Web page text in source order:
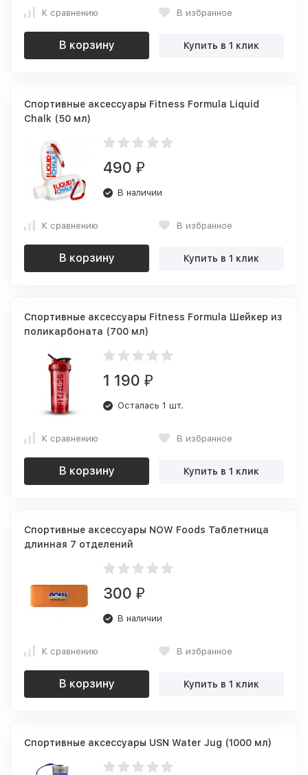
К сравнению В избранное
В корзину Купить в 1 клик
Спортивные аксессуары Fitness Formula Liquid
Chalk (50 мл)
490 ₽
В наличии
К сравнению В избранное
В корзину Купить в 1 клик
Спортивные аксессуары Fitness Formula Шейкер из
поликарбоната (700 мл)
1 190 ₽
Осталась 1 шт.
К сравнению В избранное
В корзину Купить в 1 клик
Спортивные аксессуары NOW Foods Таблетница
длинная 7 отделений
300 ₽
В наличии
К сравнению В избранное
В корзину Купить в 1 клик
Спортивные аксессуары USN Water Jug (1000 мл)